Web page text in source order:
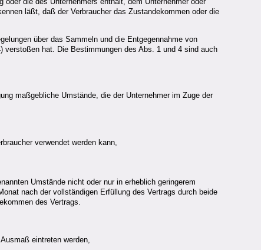
läßt, daß der Verbraucher das Zustandekommen oder die
über das Sammeln und die Entgegennahme von
verstoßen hat. Die Bestimmungen des Abs. 1 und 4 sind auch
maßgebliche Umstände, die der Unternehmer im Zuge der
verwendet werden kann,
Umstände nicht oder nur in erheblich geringerem
nach der vollständigen Erfüllung des Vertrags durch beide
des Vertrags.
eintreten werden,